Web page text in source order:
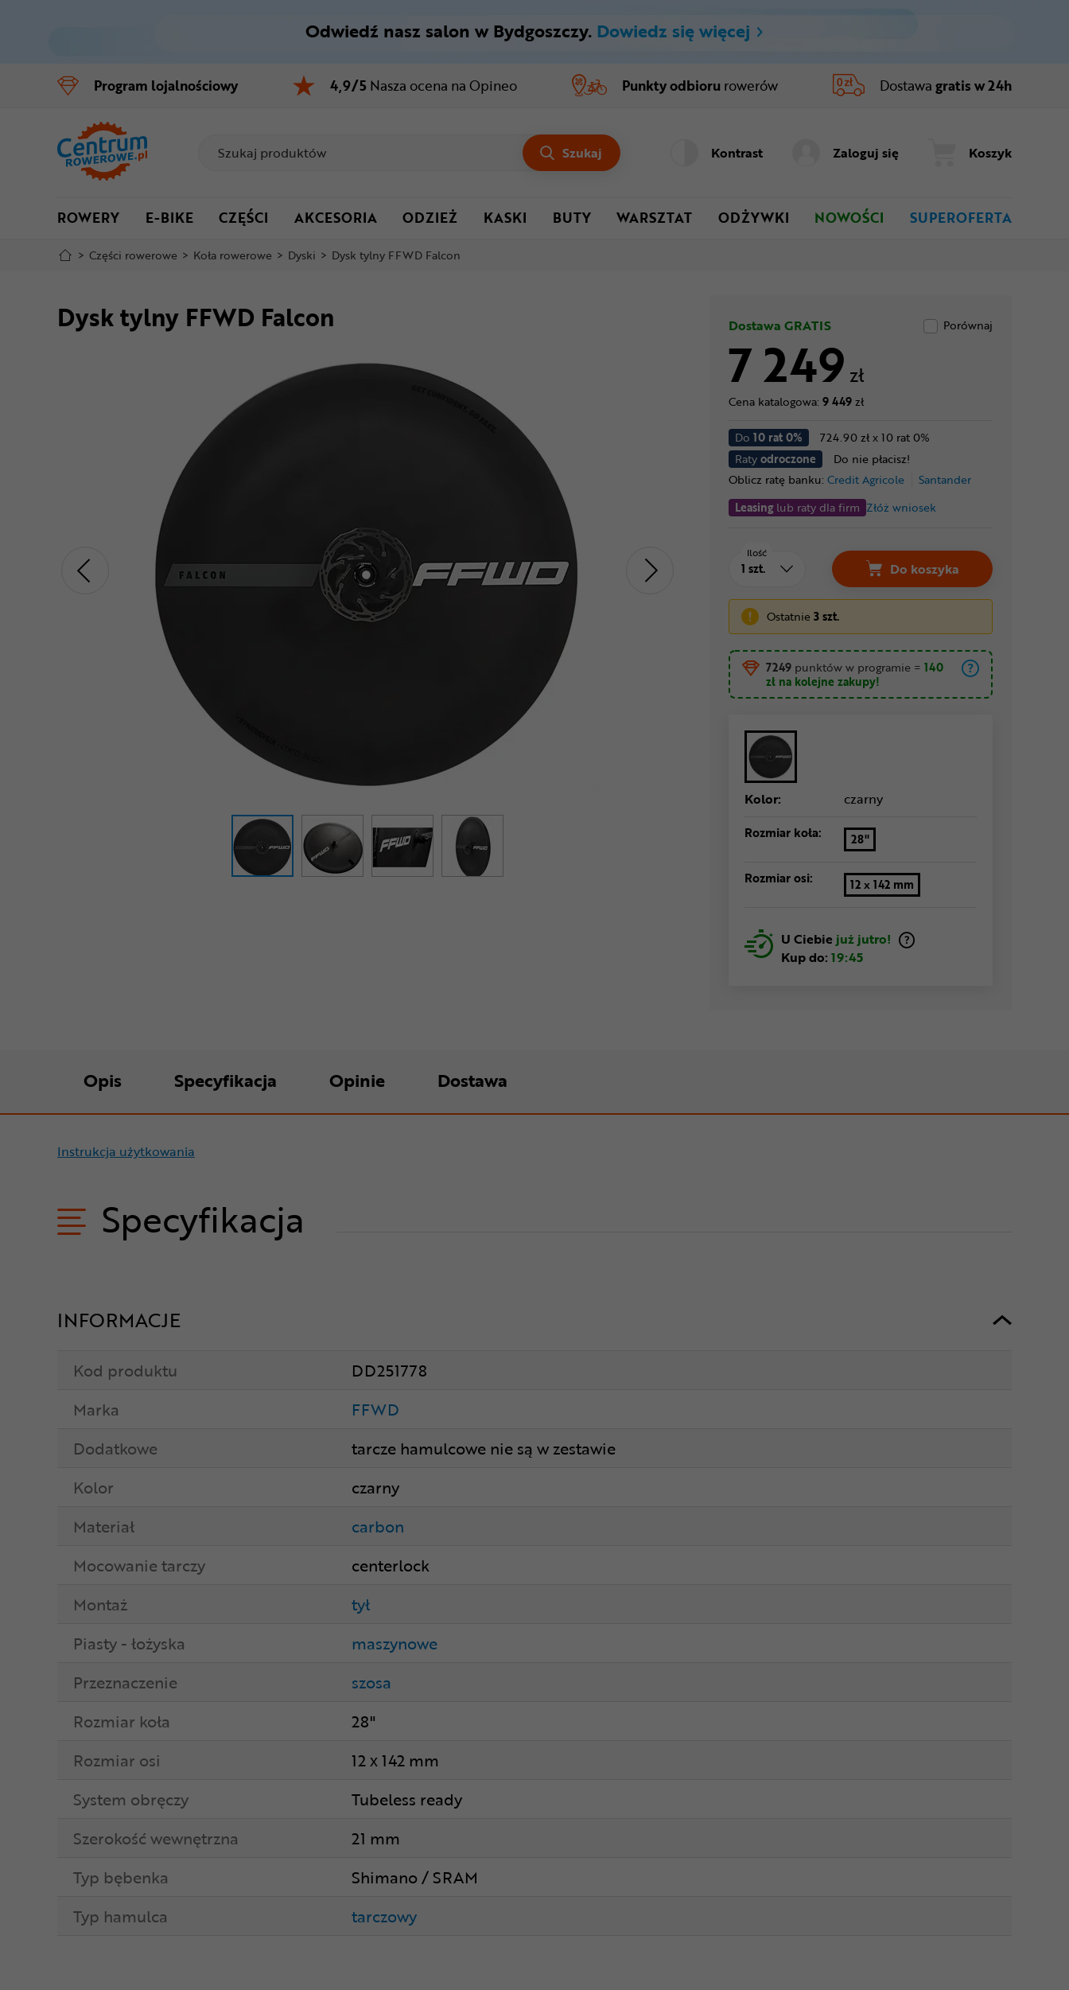
Menu główne
Informacje o produkcie
Do koszyka
Szczegółowe informacje
Mapa strony
Odwiedź nasz salon w Bydgoszczy. Dowiedz się więcej
Program lojalnościowy 4,9/5 Nasza ocena na Opineo Punkty odbioru rowerów Dostawa gratis w 24h
Szukaj Kontrast Zaloguj się Koszyk
ROWERY E-BIKE CZĘŚCI AKCESORIA ODZIEŻ KASKI BUTY WARSZTAT ODŻYWKI NOWOŚCI SUPEROFERTA
> Części rowerowe > Koła rowerowe > Dyski > Dysk tylny FFWD Falcon
Dysk tylny FFWD Falcon Dostawa GRATIS Porównaj
7 249 zł
Cena katalogowa: 9 449zł
Do 10 rat 0%
724.90 zł x 10 rat 0%
Ratyodroczone
Do nie płacisz!
Oblicz ratę banku: Credit Agricole
Santander
Leasinglub raty dla firm Złóż wniosek
Ilość
Do koszyka
Ostatnie3 szt.
7249 punktów w programie = 140
zł na kolejne zakupy!
Kolor: czarny
Rozmiar koła: 28"
Rozmiar osi: 12 x 142 mm
U Ciebie już jutro!
Kup do: 19:45
Opis Specyfikacja Opinie Dostawa
Instrukcja użytkowania
Specyfikacja
INFORMACJE
Kod produktu
DD251778
Marka
FFWD
Dodatkowe
tarcze hamulcowe nie są w zestawie
Kolor
czarny
Materiał
carbon
Mocowanie tarczy
centerlock
Montaż
tył
Piasty - łożyska
maszynowe
Przeznaczenie
szosa
Rozmiar koła
28"
Rozmiar osi
12 x 142 mm
System obręczy
Tubeless ready
Szerokość wewnętrzna
21 mm
Typ bębenka
Shimano / SRAM
Typ hamulca
tarczowy